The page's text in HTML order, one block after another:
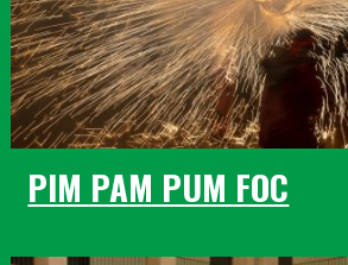
PIM PAM PUM FOC